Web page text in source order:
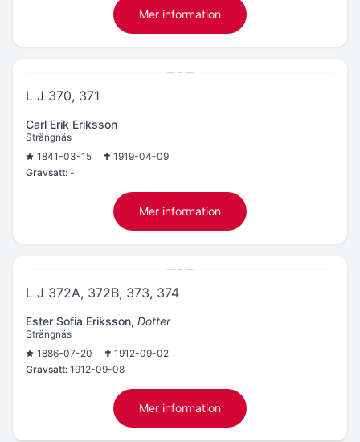
Mer information
L J 370, 371
Carl Erik Eriksson
Strängnäs
1841-03-15
1919-04-09
Gravsatt: -
Mer information
L J 372A, 372B, 373, 374
Ester Sofia Eriksson, Dotter
Strängnäs
1886-07-20
1912-09-02
Gravsatt: 1912-09-08
Mer information